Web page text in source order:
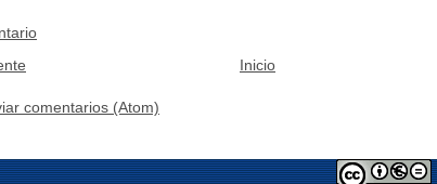
Inicio
comentarios (Atom)